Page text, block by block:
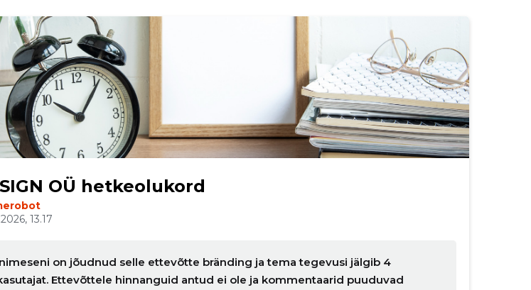
OÜ hetkeolukord
13.17
on jõudnud selle ettevõtte bränding ja tema tegevusi jälgib 4
Ettevõttele hinnanguid antud ei ole ja kommentaarid puuduvad